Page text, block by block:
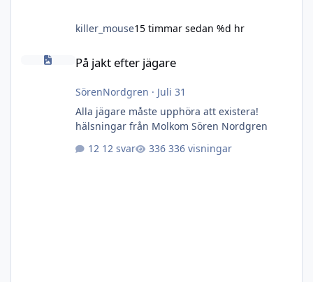
killer_mouse15 timmar sedan %d hr
På jakt efter jägare
På jakt efter jägare
SörenNordgren · Juli 31
Alla jägare måste upphöra att existera!
hälsningar från Molkom Sören Nordgren
12 svar
336 visningar